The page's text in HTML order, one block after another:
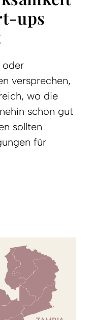
ups
oder
versprechen,
wo die
schon gut
sollten
für